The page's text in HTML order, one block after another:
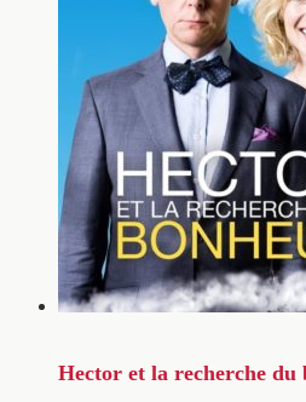
Hector et la recherche du